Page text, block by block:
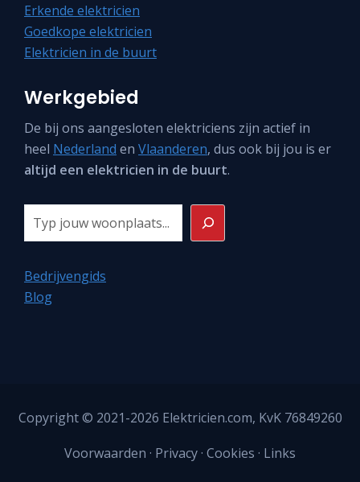
Erkende elektricien
Goedkope elektricien
Elektricien in de buurt
Werkgebied
De bij ons aangesloten elektriciens zijn actief in
heel Nederland en Vlaanderen, dus ook bij jou is er
altijd een elektricien in de buurt.
Zoeken
Bedrijvengids
Blog
Copyright © 2021-2026 Elektricien.com, KvK 76849260
Voorwaarden · Privacy· Cookies · Links